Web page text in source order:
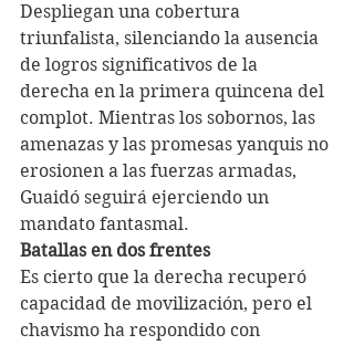
Despliegan una cobertura
triunfalista, silenciando la ausencia
de logros significativos de la
derecha en la primera quincena del
complot. Mientras los sobornos, las
amenazas y las promesas yanquis no
erosionen a las fuerzas armadas,
Guaidó seguirá ejerciendo un
mandato fantasmal.
Batallas en dos frentes
Es cierto que la derecha recuperó
capacidad de movilización, pero el
chavismo ha respondido con